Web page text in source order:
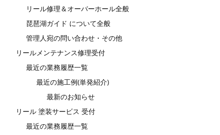
リール修理＆オーバーホール全般
琵琶湖ガイド について全般
管理人宛の問い合わせ・その他
リールメンテナンス修理受付
最近の業務履歴一覧
最近の施工例(単発紹介)
最新のお知らせ
リール 塗装サービス 受付
最近の業務履歴一覧